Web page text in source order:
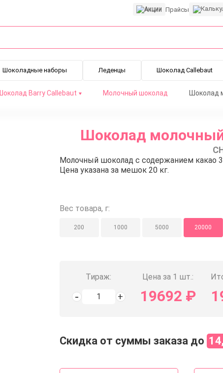
Акции Прайсы
Шоколадные наборы Леденцы Шоколад Callebaut
Шоколад Barry Callebaut Молочный шоколад Шоколад
Шоколад молочный
Молочный шоколад с содержанием какао
Цена указана за мешок 20 кг.
Вес товара, г:
200 1000 5000 20000
Тираж: Цена за 1 шт.:
19692 ₽
Скидка от суммы заказа до